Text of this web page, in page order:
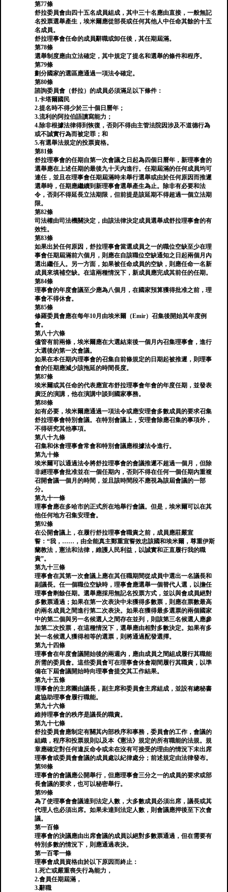
第77條
舒拉委員會由四十五名成員組成，其中三十名應由直接，一般無記
名投票選舉產生，埃米爾應從部長或任何其他人中任命其餘的十五
名成員。
舒拉理事會任命的成員辭職或卸任後，其任期屆滿。
第78條
選舉制度應由立法確定，其中規定了提名和選舉的條件和程序。
第79條
劃分國家的選區應通過一項法令確定。
第80條
諮詢委員會（舒拉）的成員必須滿足以下條件：
1.卡塔爾國民
2.提名時不得少於三十個日曆年；
3.流利的阿拉伯語讀寫能力；
4.除非根據法律得到恢復，否則不得由主管法院因涉及不道德行為
或不誠實行為而被定罪；和
5.有選舉法規定的投票資格。
第81條
舒拉理事會的任期自第一次會議之日起為四個日曆年，新理事會的
選舉應在上述任期的最後九十天內進行。任期屆滿的任何成員均可
連任，並且在理事會任期屆滿時未舉行選舉或由於任何原因而推遲
選舉時，任期應繼續到新理事會選舉產生為止。除非有必要和法
令，否則不得延長立法期限，但前提是該延期不得超過一個立法期
限。
第82條
司法權由司法機關決定，由該法律決定成員選舉成舒拉理事會的有
效性。
第83條
如果出於任何原因，舒拉理事會當選成員之一的職位空缺至少在理
事會任期屆滿前六個月，則應在自該職位空缺通知之日起兩個月內
選出繼任人。另一方面，如果被任命成員的空缺，則應任命一名新
成員來填補空缺。在這兩種情況下，新成員應完成其前任的任期。
第84條
理事會的年度會議至少應為八個月，在國家預算獲得批准之前，理
事會不得休會。
第85條
修羅委員會應在每年10月由埃米爾（Emir）召集後開始其年度例
會。
第八十六條
儘管有前兩條，埃米爾應在大選結束後一個月內召集理事會，進行
大選後的第一次會議。
如果在本任期內理事會的召集自前條規定的日期起被推遲，則理事
會的任期應減少該拖延的時間長度。
第87條
埃米爾或其任命的代表應宣布舒拉理事會年會的年度任期，並發表
廣泛的演講，他在演講中談到國家事務。
第88條
如有必要，埃米爾應通過一項法令或應安理會多數成員的要求召集
舒拉理事會特別會議。在特別會議上，安理會除應召集的事項外，
不得研究其他事項。
第八十九條
召集和休會理事會常會和特別會議應根據法令進行。
第九十條
埃米爾可以通過法令將舒拉理事會的會議推遲不超過一個月，但除
非經理事會批准並在一個任期內，否則不得在任何一個任期內重複
召開會議一個月的時間，並且該時間段不應視為該屆會議的一部
分。
第九十一條
理事會應在多哈市的正式所在地舉行會議。但是，埃米爾可以在其
他任何地方召集安理會。
第92條
在公開會議上，在履行舒拉理事會職責之前，成員應莊嚴宣
誓：“我，……，由全能真主鄭重宣誓效忠該國和埃米爾，尊重伊斯
蘭教法，憲法和法律，維護人民利益，以誠實和正直履行我的職
責”。
第九十三條
理事會在其第一次會議上應在其任職期間從成員中選出一名議長和
副議長。任一個職位空缺時，理事會應選舉一個替代人選，以擔任
理事會剩餘任期。選舉應採用無記名投票方式，並以與會成員絕對
多數票通過；如果在第一次表決中未獲得多數票，則應在票數最高
的兩名成員之間進行第二次表決。如果在獲得最多選票的兩個國家
中的第二個與另一名候選人之間存在並列，則該第三名候選人應參
加第二次投票，在這種情況下，選舉應由相對多數決定。如果有多
於一名候選人獲得相等的選票，則將通過配發選擇。
第九十四條
理事會在年度會議開始後的兩週內，應由成員之間組成履行其職能
所需的委員會。這些委員會可在理事會休會期間履行其職責，以準
備在下屆會議開始時向理事會提交其工作結果。
第九十五條
理事會的主席團由議長，副主席和委員會主席組成，並設有總秘書
處協助理事會履行職能。
第九十六條
維持理事會的秩序是議長的職責。
第九十七條
舒拉委員會應制定有關其內部秩序和事務，委員會的工作，會議的
組織，程序和投票規則以及本《憲法》規定的所有職能的法規。規
章應確定對任何違反命令或未在沒有可接受的理由的情況下未出席
理事會或委員會會議的成員處以紀律處分；前述規定由法律發布。
第98條
理事會的會議應公開舉行，但應理事會三分之一的成員的要求或部
長會議的要求，也可以秘密舉行。
第99條
為了使理事會會議達到法定人數，大多數成員必須出席，議長或其
代理人也必須出席。如果未達到法定人數，則會議應押後至下次會
議。
第一百條
理事會的決議應由出席會議的成員以絕對多數票通過，但在需要有
特別多數的情況下，則應通過表決。
第一百零一條
理事會成員資格由於以下原因而終止：
1.死亡或嚴重喪失行為能力，
2.會員任期屆滿，
3.辭職